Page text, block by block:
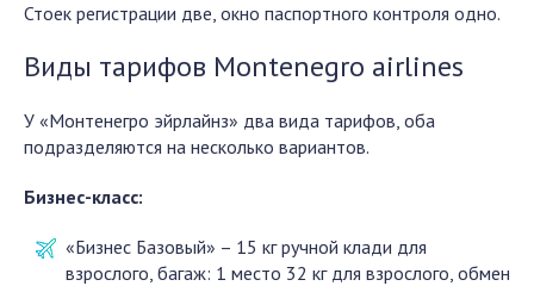
Стоек регистрации две, окно паспортного контроля одно.
Виды тарифов Montenegro airlines
У «Монтенегро эйрлайнз» два вида тарифов, оба
подразделяются на несколько вариантов.
Бизнес-класс:
«Бизнес Базовый» – 15 кг ручной клади для
взрослого, багаж: 1 место 32 кг для взрослого, обмен